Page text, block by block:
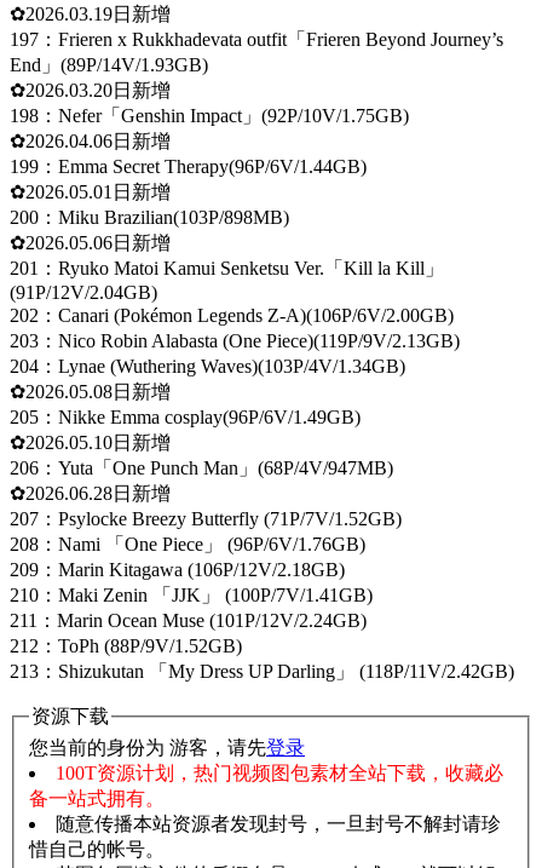
✿2026.03.19日新增
197：Frieren x Rukkhadevata outfit「Frieren Beyond Journey’s
End」(89P/14V/1.93GB)
✿2026.03.20日新增
198：Nefer「Genshin Impact」(92P/10V/1.75GB)
✿2026.04.06日新增
199：Emma Secret Therapy(96P/6V/1.44GB)
✿2026.05.01日新增
200：Miku Brazilian(103P/898MB)
✿2026.05.06日新增
201：Ryuko Matoi Kamui Senketsu Ver.「Kill la Kill」
(91P/12V/2.04GB)
202：Canari (Pokémon Legends Z-A)(106P/6V/2.00GB)
203：Nico Robin Alabasta (One Piece)(119P/9V/2.13GB)
204：Lynae (Wuthering Waves)(103P/4V/1.34GB)
✿2026.05.08日新增
205：Nikke Emma cosplay(96P/6V/1.49GB)
✿2026.05.10日新增
206：Yuta「One Punch Man」(68P/4V/947MB)
✿2026.06.28日新增
207：Psylocke Breezy Butterfly (71P/7V/1.52GB)
208：Nami 「One Piece」 (96P/6V/1.76GB)
209：Marin Kitagawa (106P/12V/2.18GB)
210：Maki Zenin 「JJK」 (100P/7V/1.41GB)
211：Marin Ocean Muse (101P/12V/2.24GB)
212：ToPh (88P/9V/1.52GB)
213：Shizukutan 「My Dress UP Darling」 (118P/11V/2.42GB)
资源下载
您当前的身份为 游客，请先登录
100T资源计划，热门视频图包素材全站下载，收藏必
备一站式拥有。
随意传播本站资源者发现封号，一旦封号不解封请珍
惜自己的帐号。